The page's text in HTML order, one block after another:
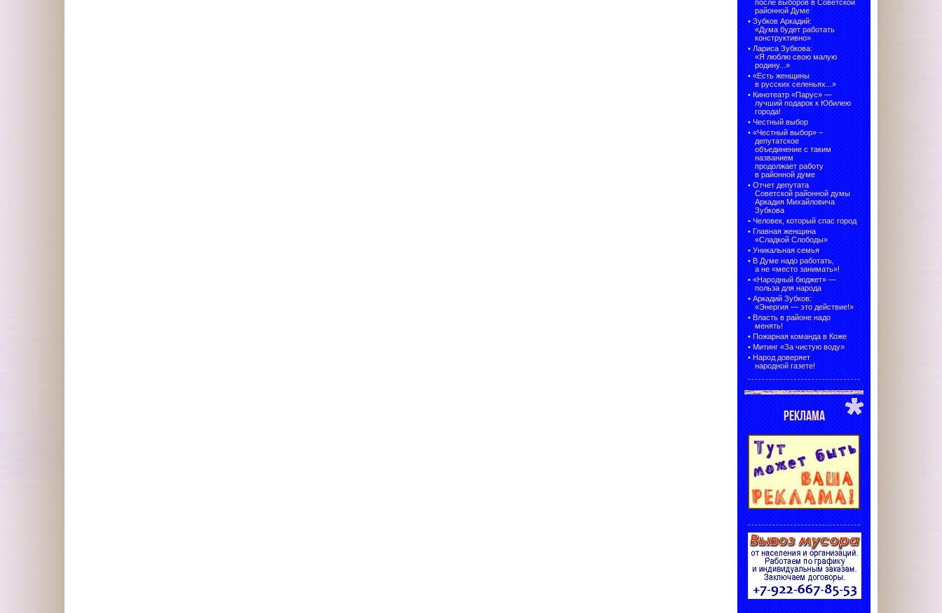
после выборов в Советской
районной Думе
• Зубков Аркадий:
«Дума будет работать
конструктивно»
• Лариса Зубкова:
«Я люблю свою малую
родину...»
• «Есть женщины
в русских селеньях...»
• Кинотеатр «Парус» —
лучший подарок к Юбилею
города!
• Честный выбор
• «Честный выбор» –
депутатское
объединение с таким
названием
продолжает работу
в районной думе
• Отчет депутата
Советской районной думы
Аркадия Михайловича
Зубкова
• Человек, который спас город
• Главная женщина
«Сладкой Слободы»
• Уникальная семья
• В Думе надо работать,
а не «место занимать»!
• «Народный бюджет» —
польза для народа
• Аркадий Зубков:
«Энергия — это действие!»
• Власть в районе надо
менять!
• Пожарная команда в Коже
• Митинг «За чистую воду»
• Народ доверяет
народной газете!
РЕКЛАМА